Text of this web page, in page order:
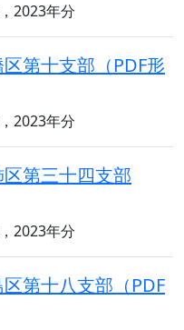
2023年分
第十支部（PDF形
2023年分
第三十四支部
2023年分
第十八支部（PDF